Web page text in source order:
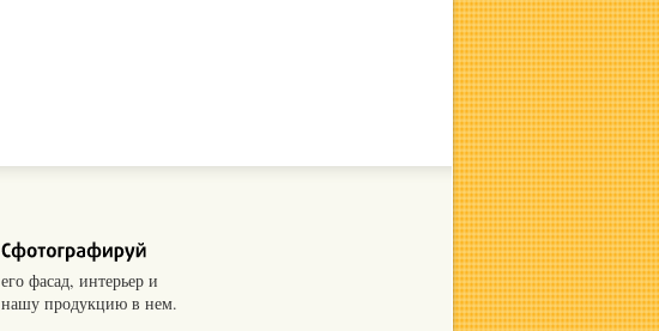
его фасад, интерьер и
нашу продукцию в нем.